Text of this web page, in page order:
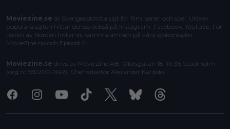
Moviezine.se är Sveriges största sajt för film, serier och spel. Utöver
populära sajten hittar du oss också på Instagram, Facebook, Youtube. För
resten av Norden hittar du samma ämnen på våra syskonsajter
MovieZine.no och Episodi.fi
Moviezine.se drivs av MovieZine AB, Olofsgatan 18, 111 36 Stockholm
(org.nr 559200-1142). Chefredaktör Alexander Kardelo
FacebookInstagramYoutubeTiktok X BlueskyThreads